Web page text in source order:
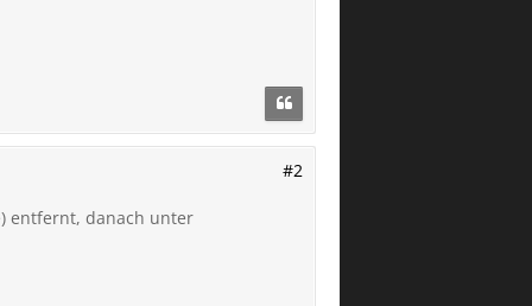
#2
entfernt, danach unter